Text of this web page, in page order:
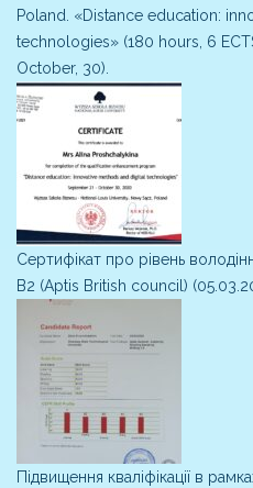
Poland. «Distance education:
technologies» (180 hours, 6
October, 30).
Сертифікат про рівень
В2 (Aptis British council)
Підвищення кваліфікації в